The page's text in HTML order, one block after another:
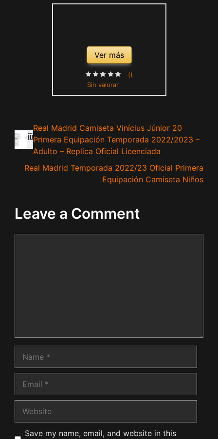
Ver más
Sin valorar
()
Real Madrid Camiseta Vinícius Júnior 20
Primera Equipación Temporada 2022/2023 –
Adulto – Replica Oficial Licenciada
Real Madrid Temporada 2022/23 Oficial Primera
Equipación Camiseta Niños
Leave a Comment
Save my name, email, and website in this